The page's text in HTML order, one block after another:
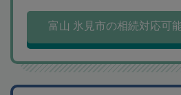
富山 氷見市の相続対応可